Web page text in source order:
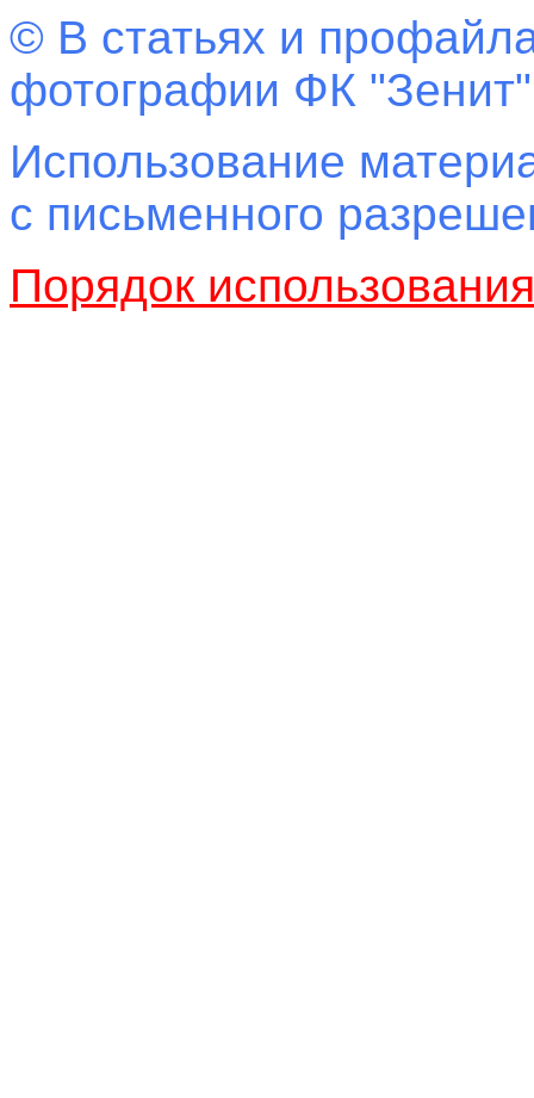
© В статьях и
фотографии ФК
Использование
с письменного
Порядок